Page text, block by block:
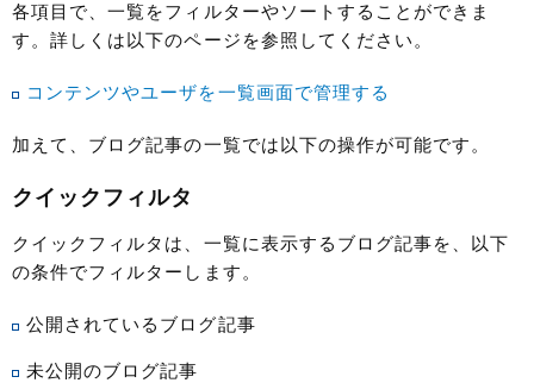
各項目で、一覧をフィルターやソートすることができま
す。詳しくは以下のページを参照してください。
コンテンツやユーザを一覧画面で管理する
加えて、ブログ記事の一覧では以下の操作が可能です。
クイックフィルタ
クイックフィルタは、一覧に表示するブログ記事を、以下
の条件でフィルターします。
公開されているブログ記事
未公開のブログ記事